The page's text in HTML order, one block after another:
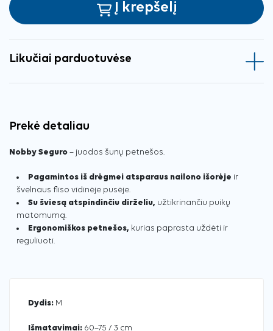
Į krepšelį
Likučiai parduotuvėse
Prekė detaliau
Nobby Seguro – juodos šunų petnešos.
Pagamintos iš drėgmei atsparaus nailono išorėje ir
švelnaus fliso vidinėje pusėje.
Su šviesą atspindinčiu dirželiu, užtikrinančiu puikų
matomumą.
Ergonomiškos petnešos, kurias paprasta uždėti ir
reguliuoti.
Dydis: M
Išmatavimai: 60–75 / 3 cm